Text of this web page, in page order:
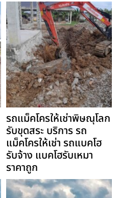
รถแม็คโครให้เช่าพิษณุโลก
รับขุดสระ บริการ รถ
แม็คโครให้เช่า รถแบคโฮ
รับจ้าง แบคโฮรับเหมา
ราคาถูก